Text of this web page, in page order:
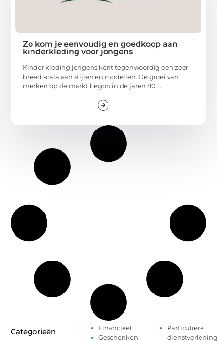
Zo kom je eenvoudig en goedkoop aan
kinderkleding voor jongens
Kinder kleding jongens kent tegenwoordig een zeer
breed scala aan stijlen en modellen. De groei van
merken op de markt begon in de jaren 80 ...
Categorieën
Financieel
Geschenken
Particuliere
dienstverlening